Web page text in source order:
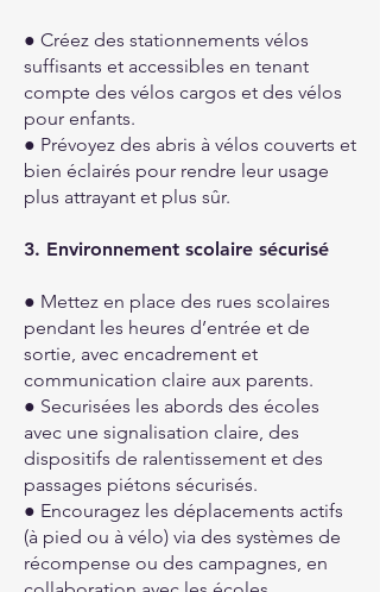
● Créez des stationnements vélos
suffisants et accessibles en tenant
compte des vélos cargos et des vélos
pour enfants.
● Prévoyez des abris à vélos couverts et
bien éclairés pour rendre leur usage
plus attrayant et plus sûr.
3. Environnement scolaire sécurisé
● Mettez en place des rues scolaires
pendant les heures d’entrée et de
sortie, avec encadrement et
communication claire aux parents.
● Securisées les abords des écoles
avec une signalisation claire, des
dispositifs de ralentissement et des
passages piétons sécurisés.
● Encouragez les déplacements actifs
(à pied ou à vélo) via des systèmes de
récompense ou des campagnes, en